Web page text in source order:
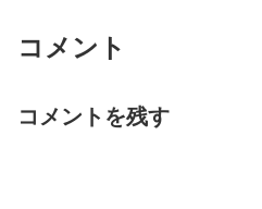
コメント
コメントを残す